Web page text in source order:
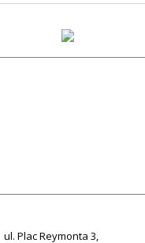
ul. Plac Reymonta 3,